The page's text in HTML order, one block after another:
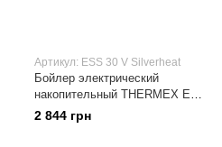
Артикул: ESS 30 V Silverheat
Бойлер электрический
накопительный THERMEX ESS
30 V Silverheat
2 844 грн